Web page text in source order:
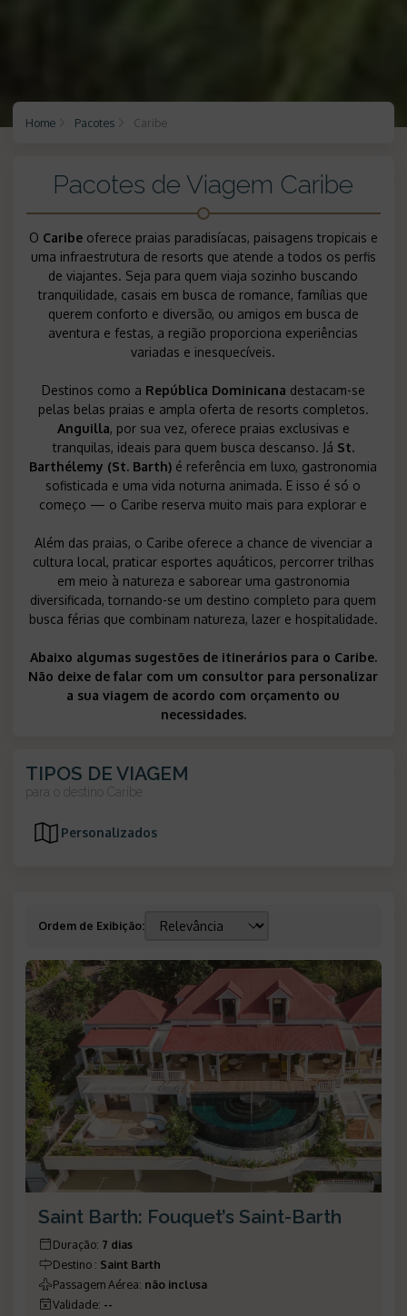
Home Pacotes Caribe
Pacotes de Viagem Caribe
O Caribeoferece praias paradisíacas, paisagens tropicais e
uma infraestrutura de resorts que atende a todos os perfis
de viajantes. Seja para quem viaja sozinho buscando
tranquilidade, casais em busca de romance, famílias que
querem conforto e diversão, ou amigos em busca de
aventura e festas, a região proporciona experiências
variadas e inesquecíveis.
Destinos como a República Dominicana destacam-se
pelas belas praias e ampla oferta de resorts completos.
Anguilla, por sua vez, oferece praias exclusivas e
tranquilas, ideais para quem busca descanso. Já St.
Barthélemy (St. Barth) é referência em luxo, gastronomia
sofisticada e uma vida noturna animada. E isso é só o
começo — o Caribe reserva muito mais para explorar e
Além das praias, o Caribe oferece a chance de vivenciar a
cultura local, praticar esportes aquáticos, percorrer trilhas
em meio à natureza e saborear uma gastronomia
diversificada, tornando-se um destino completo para quem
busca férias que combinam natureza, lazer e hospitalidade.
Abaixo algumas sugestões de itinerários para o Caribe.
Não deixe de falar com um consultor para personalizar
a sua viagem de acordo com orçamento ou
necessidades.
TIPOS DE VIAGEM
para o destino Caribe
Personalizados
Ordem de Exibição:
Saint Barth: Fouquet’s Saint-Barth
Duração: 7 dias
Destino : Saint Barth
Passagem Aérea: não inclusa
Validade: --